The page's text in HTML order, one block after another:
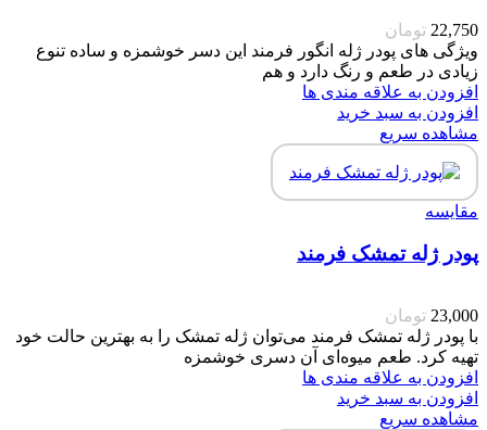
22,750 تومان
ویژگی های پودر ژله انگور فرمند این دسر خوشمزه و ساده تنوع
زیادی در طعم و رنگ دارد و هم
افزودن به علاقه مندی ها
افزودن به سبد خرید
مشاهده سریع
مقایسه
پودر ژله تمشک فرمند
23,000 تومان
با پودر ژله تمشک فرمند می‌توان ژله تمشک را به بهترین حالت خود
تهیه کرد. طعم میوه‌ای آن دسری خوشمزه
افزودن به علاقه مندی ها
افزودن به سبد خرید
مشاهده سریع